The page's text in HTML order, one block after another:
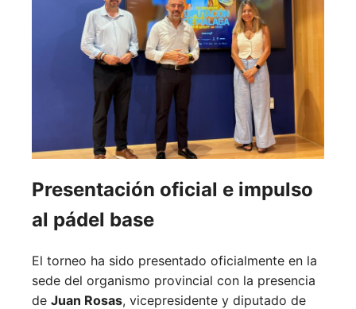
Presentación oficial e impulso
al pádel base
El torneo ha sido presentado oficialmente en la
sede del organismo provincial con la presencia
de Juan Rosas, vicepresidente y diputado de